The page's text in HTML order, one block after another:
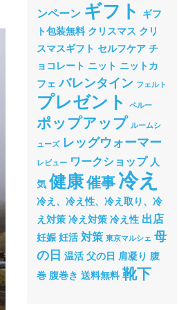
ンペーン ギフト
ギフ
ト包装無料 クリスマス クリ
スマスギフト セルフケア チ
ョコレート ニット ニットカ
フェ バレンタイン フェルト
プレゼント ペルー
ポップアップ ルームシ
ューズ レッグウォーマー
レビュー ワークショップ 人
気 健康催事 冷え
冷え、冷え性、冷え取り、冷
え対策 冷え対策 冷え性 出店
妊娠 妊活 対策 東京マルシェ 母
の日 温活 父の日 肩凝り 腹
巻 腹巻き 送料無料 靴下